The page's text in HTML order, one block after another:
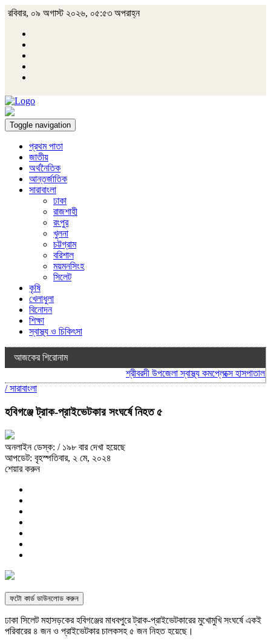
রবিবার, ০৯ অগাস্ট ২০২৬, ০৫:৫৩ অপরাহ্ন
Toggle navigation
প্রথম পাতা
জাতীয়
অর্থনৈতিক
আন্তর্জাতিক
সারাবাংলা
ঢাকা
রাজশাহী
রংপুর
খুলনা
চট্টগ্রাম
বরিশাল
ময়মনসিংহ
সিলেট
কৃষি
খেলাধুলা
বিনোদন
শিক্ষা
স্বাস্থ্য ও চিকিৎসা
আজকের শিরোনাম
শ্রীবরদী উপজেলা স্বাস্থ্য কমপ্লেক্সে হাসপাতাল
/সারাবাংলা
হবিগঞ্জে ট্রাক-প্রাইভেটকার সংঘর্ষে নিহত ৫
অনলাইন ডেস্ক: / ১৯৮ বার দেখা হয়েছে
আপডেট: বৃহস্পতিবার, ২ মে, ২০২৪
শেয়ার করুন
ফটো কার্ড ডাউনলোড করুন
ঢাকা সিলেট মহাসড়কের হবিগঞ্জের মাধবপুরে ট্রাক-প্রাইভেটকারের মুখোমুখি সংঘর্ষে একই
পরিবারের ৪ জন ও প্রাইভেটকার চালকসহ ৫ জন নিহত হয়েছে।